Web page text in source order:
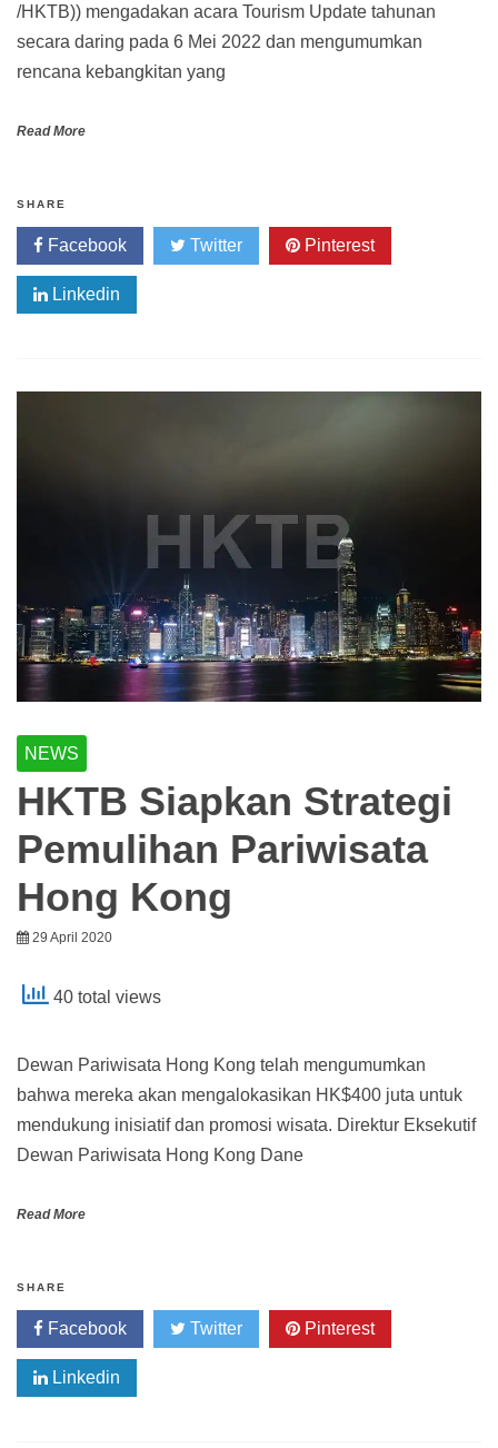
/HKTB)) mengadakan acara Tourism Update tahunan
secara daring pada 6 Mei 2022 dan mengumumkan
rencana kebangkitan yang
Read More
SHARE
Facebook Twitter Pinterest
Linkedin
NEWS
HKTB Siapkan Strategi
Pemulihan Pariwisata
Hong Kong
29 April 2020
40 total views
Dewan Pariwisata Hong Kong telah mengumumkan
bahwa mereka akan mengalokasikan HK$400 juta untuk
mendukung inisiatif dan promosi wisata. Direktur Eksekutif
Dewan Pariwisata Hong Kong Dane
Read More
SHARE
Facebook Twitter Pinterest
Linkedin